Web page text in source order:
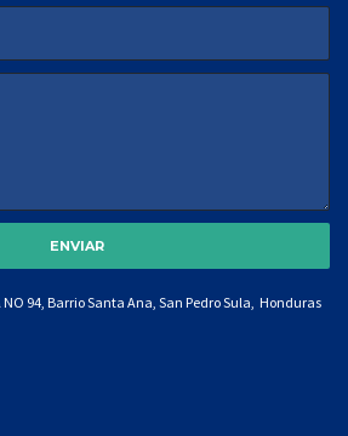
94, Barrio Santa Ana, San Pedro Sula, Honduras